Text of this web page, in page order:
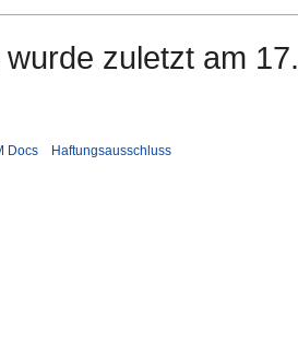
zuletzt am
Docs Haftungsausschluss